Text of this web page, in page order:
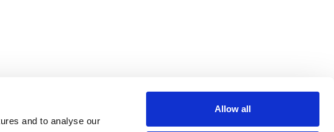
and to analyse our
Allow all